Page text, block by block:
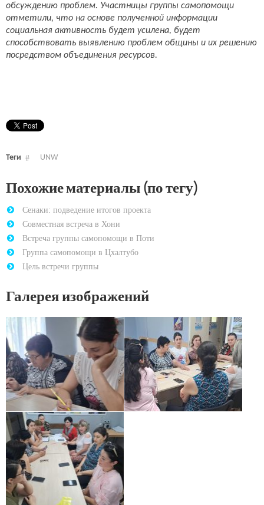
обсуждению проблем. Участницы группы самопомощи
отметили, что на основе полученной информации
социальная активность будет усилена, будет
способствовать выявлению проблем общины и их решению
посредством объединения ресурсов.
Теги UNW
Похожие материалы (по тегу)
Сенаки: подведение итогов проекта
Совместная встреча в Хони
Встреча группы самопомощи в Поти
Группа самопомощи в Цхалтубо
Цель встречи группы
Галерея изображений